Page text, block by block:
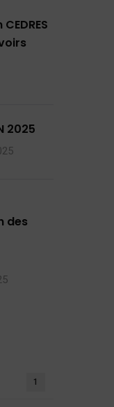
2025
des
1